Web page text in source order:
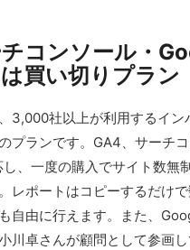
コンソール・
買い切りプラン
3,000社以上が利用するイン
プランです。GA4、サーチコ
、一度の購入でサイト数無
レポートはコピーするだけ
自由に行えます。また、
川卓さんが顧問として参画し